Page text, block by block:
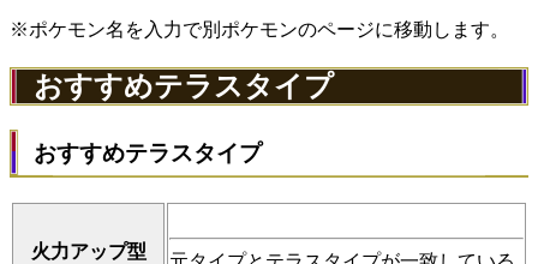
※ポケモン名を入力で別ポケモンのページに移動します。
おすすめテラスタイプ
おすすめテラスタイプ
火力アップ型